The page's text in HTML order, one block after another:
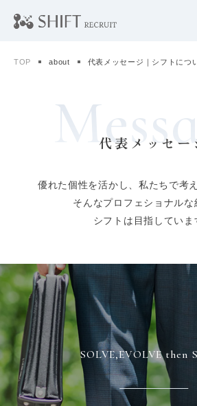
TOP about 代表メッセージ｜シフトにつ
代表メッセー
優れた個性を活かし、私たちで考
そんなプロフェショナルな
シフトは目指していま
SOLVE,EVOLVE then